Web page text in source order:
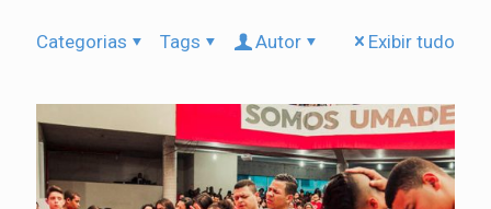
Categorias Tags Autor Exibir tudo